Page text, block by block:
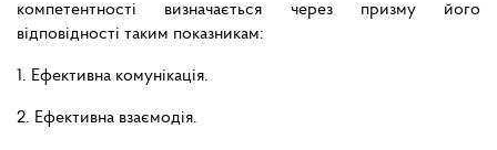
компетентності визначається через призму його
відповідності таким показникам:
1. Ефективна комунікація.
2. Ефективна взаємодія.